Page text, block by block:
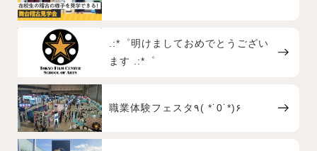
.:*゜明けましておめでとうござい
ます .:*゜
職業体験フェスタ٩( *˙0˙*)۶